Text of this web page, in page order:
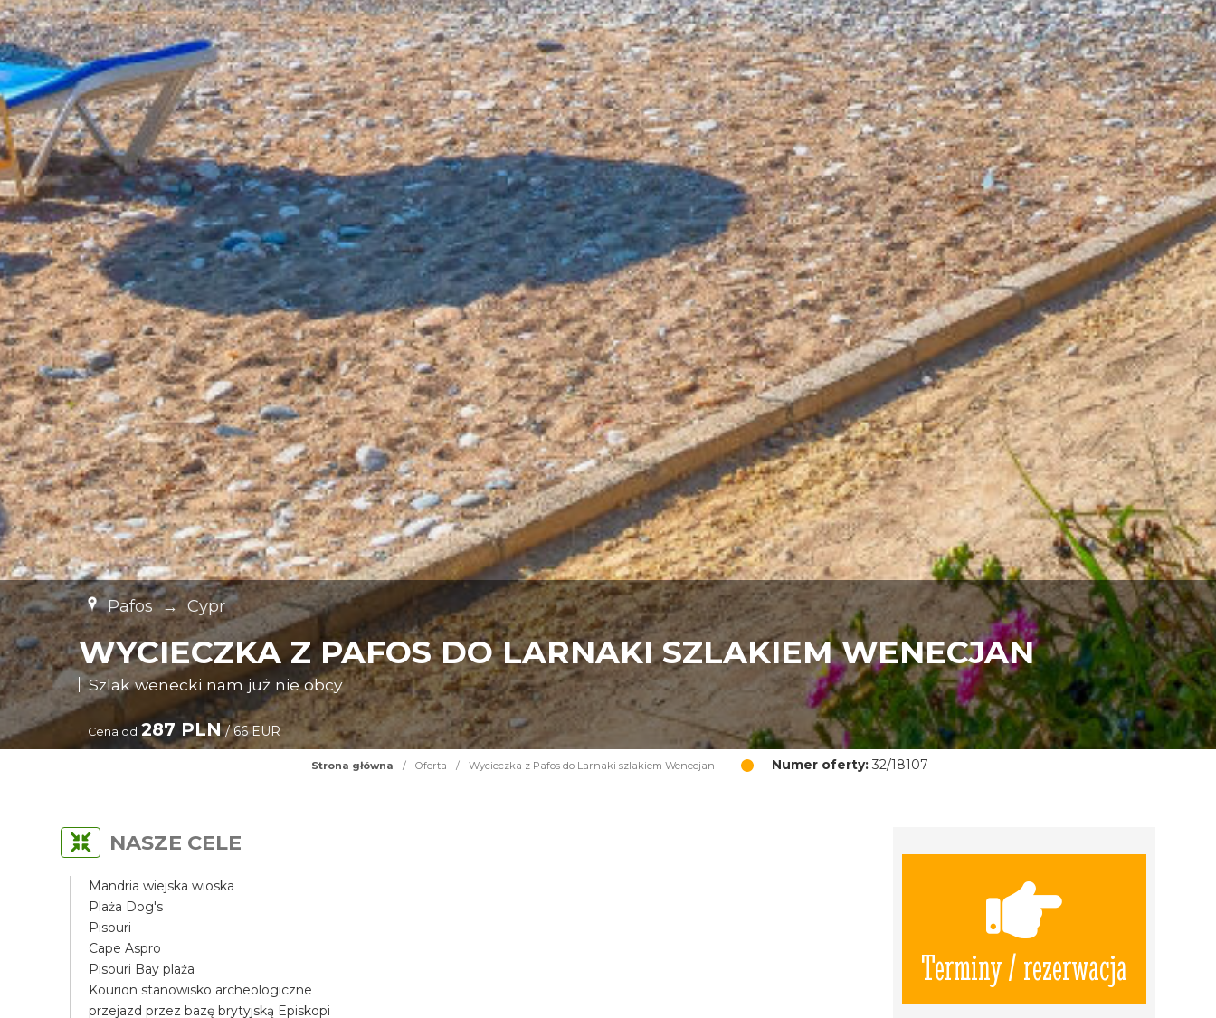
Pafos → Cypr
WYCIECZKA Z PAFOS DO LARNAKI SZLAKIEM WENECJAN
Szlak wenecki nam już nie obcy
Cena od 287 PLN/ 66 EUR
Strona główna / Oferta / Wycieczka z Pafos do Larnaki szlakiem Wenecjan Numer oferty:32/18107
Terminy / rezerwacja
NASZE CELE
Mandria wiejska wioska
Plaża Dog's
Pisouri
Cape Aspro
Pisouri Bay plaża
Kourion stanowisko archeologiczne
przejazd przez bazę brytyjską Episkopi